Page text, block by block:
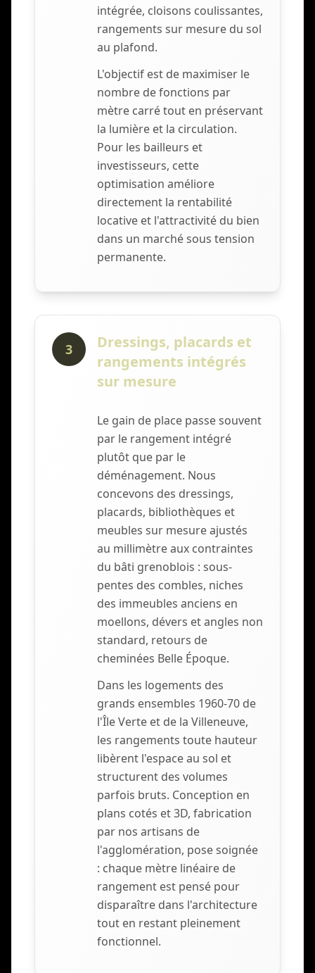
intégrée, cloisons coulissantes,
rangements sur mesure du sol
au plafond.
L'objectif est de maximiser le
nombre de fonctions par
mètre carré tout en préservant
la lumière et la circulation.
Pour les bailleurs et
investisseurs, cette
optimisation améliore
directement la rentabilité
locative et l'attractivité du bien
dans un marché sous tension
permanente.
3
Dressings, placards et
rangements intégrés
sur mesure
Le gain de place passe souvent
par le rangement intégré
plutôt que par le
déménagement. Nous
concevons des dressings,
placards, bibliothèques et
meubles sur mesure ajustés
au millimètre aux contraintes
du bâti grenoblois : sous-
pentes des combles, niches
des immeubles anciens en
moellons, dévers et angles non
standard, retours de
cheminées Belle Époque.
Dans les logements des
grands ensembles 1960-70 de
l'Île Verte et de la Villeneuve,
les rangements toute hauteur
libèrent l'espace au sol et
structurent des volumes
parfois bruts. Conception en
plans cotés et 3D, fabrication
par nos artisans de
l'agglomération, pose soignée
: chaque mètre linéaire de
rangement est pensé pour
disparaître dans l'architecture
tout en restant pleinement
fonctionnel.